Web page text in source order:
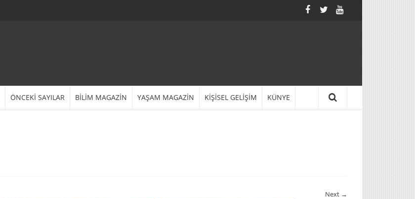
ÖNCEKİ SAYILAR BİLİM MAGAZİN YAŞAM MAGAZİN KİŞİSEL GELİŞİM KÜNYE
Next →